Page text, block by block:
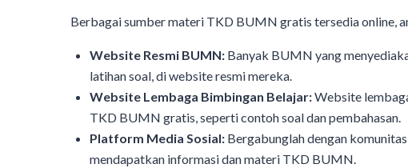
Berbagai sumber materi TKD BUMN gratis tersedia online,
Website Resmi BUMN: Banyak BUMN yang
latihan soal, di website resmi mereka.
Website Lembaga Bimbingan Belajar:Website
TKD BUMN gratis, seperti contoh soal dan pembahasan.
Platform Media Sosial: Bergabunglah dengan
mendapatkan informasi dan materi TKD BUMN.